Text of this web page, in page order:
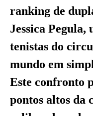
ranking de
Jessica Pegula,
tenistas do
mundo em
Este confronto
pontos altos da